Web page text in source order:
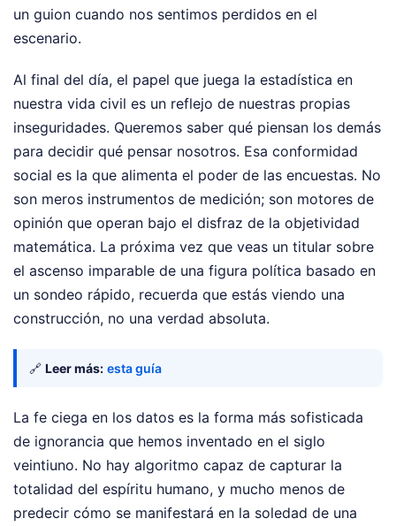
un guion cuando nos sentimos perdidos en el
escenario.
Al final del día, el papel que juega la estadística en
nuestra vida civil es un reflejo de nuestras propias
inseguridades. Queremos saber qué piensan los demás
para decidir qué pensar nosotros. Esa conformidad
social es la que alimenta el poder de las encuestas. No
son meros instrumentos de medición; son motores de
opinión que operan bajo el disfraz de la objetividad
matemática. La próxima vez que veas un titular sobre
el ascenso imparable de una figura política basado en
un sondeo rápido, recuerda que estás viendo una
construcción, no una verdad absoluta.
🔗 Leer más: esta guía
La fe ciega en los datos es la forma más sofisticada
de ignorancia que hemos inventado en el siglo
veintiuno. No hay algoritmo capaz de capturar la
totalidad del espíritu humano, y mucho menos de
predecir cómo se manifestará en la soledad de una